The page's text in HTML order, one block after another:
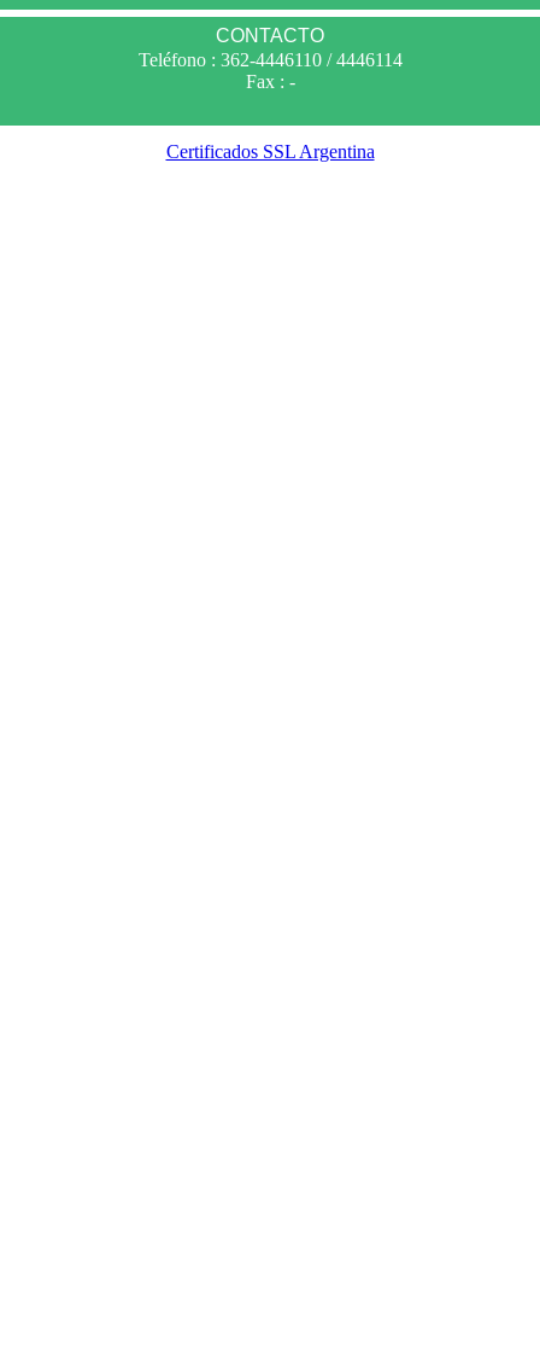
CONTACTO
Teléfono : 362-4446110 / 4446114
Fax : -
Certificados SSL Argentina